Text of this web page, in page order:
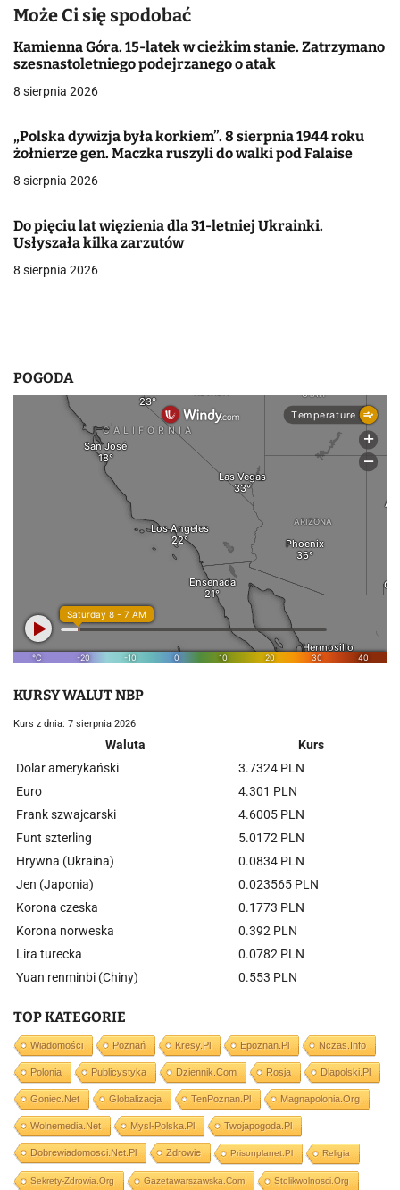
a
c
j
w
p
i
s
Może Ci się spodobać
Kamienna Góra. 15-latek w cieżkim stanie. Zatrzymano
szesnastoletniego podejrzanego o atak
8 sierpnia 2026
„Polska dywizja była korkiem”. 8 sierpnia 1944 roku
żołnierze gen. Maczka ruszyli do walki pod Falaise
8 sierpnia 2026
Do pięciu lat więzienia dla 31-letniej Ukrainki.
Usłyszała kilka zarzutów
8 sierpnia 2026
POGODA
KURSY WALUT NBP
Kurs z dnia: 7 sierpnia 2026
Waluta
Kurs
Dolar amerykański
3.7324 PLN
Euro
4.301 PLN
Frank szwajcarski
4.6005 PLN
Funt szterling
5.0172 PLN
Hrywna (Ukraina)
0.0834 PLN
Jen (Japonia)
0.023565 PLN
Korona czeska
0.1773 PLN
Korona norweska
0.392 PLN
Lira turecka
0.0782 PLN
Yuan renminbi (Chiny)
0.553 PLN
TOP KATEGORIE
Wiadomości Poznań Kresy.pl Epoznan.pl Nczas.info
Polonia Publicystyka Dziennik.com Rosja Dlapolski.pl
Goniec.net Globalizacja TenPoznan.pl Magnapolonia.org
Wolnemedia.net Mysl-Polska.pl Twojapogoda.pl
Dobrewiadomosci.net.pl Zdrowie Prisonplanet.pl Religia
Sekrety-Zdrowia.org Gazetawarszawska.com Stolikwolnosci.org